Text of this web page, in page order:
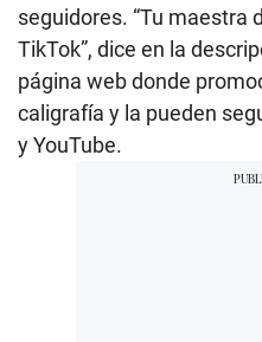
seguidores. “Tu maestra
TikTok”, dice en la
página web donde
caligrafía y la pueden
y YouTube.